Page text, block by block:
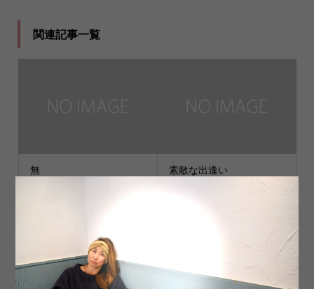
関連記事一覧
無 素敵な出逢い